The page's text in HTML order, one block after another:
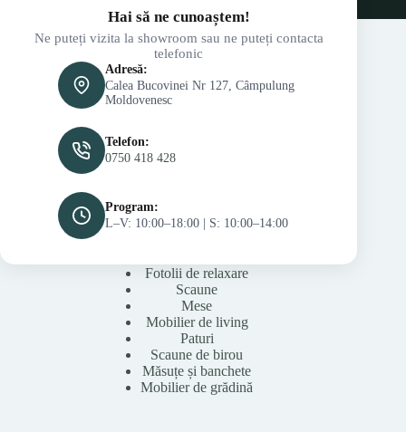
Hai să ne cunoaștem!
Ne puteți vizita la showroom sau ne puteți contacta
telefonic
Adresă:
Calea Bucovinei Nr 127, Câmpulung
Moldovenesc
Telefon:
0750 418 428
Program:
L–V: 10:00–18:00 | S: 10:00–14:00
Fotolii de relaxare
Scaune
Mese
Mobilier de living
Paturi
Scaune de birou
Măsuțe și banchete
Mobilier de grădină